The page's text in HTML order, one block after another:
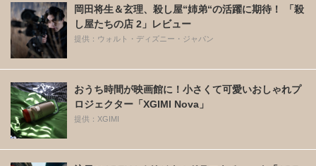
岡田将生＆玄理、殺し屋“姉弟“の活躍に期待！ 「殺
し屋たちの店 2」レビュー
提供：ウォルト・ディズニー・ジャパン
おうち時間が映画館に！小さくて可愛いおしゃれプ
ロジェクター「XGIMI Nova」
提供：XGIMI